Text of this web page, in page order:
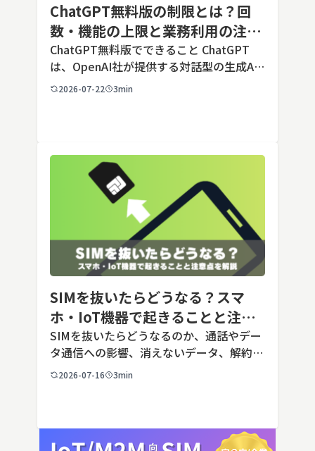
ChatGPT無料版の制限とは？回
数・機能の上限と業務利用の注意
点を解説【2026年最新】
ChatGPT無料版でできること ChatGPT
は、OpenAI社が提供する対話型の生成AI
サービスです。アカウントを登録すれば無
2026-07-22 3min
SIMを抜いたらどうなる？スマ
ホ・IoT機器で起きることと注意
点を解説
SIMを抜いたらどうなるのか、通話やデー
タ通信への影響、消えないデータ、解約や
端末譲渡時の注意点を整理。さらに法人・
2026-07-16 3min